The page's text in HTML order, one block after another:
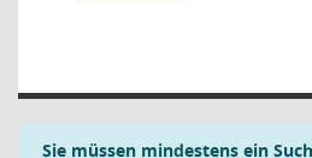
Sie müssen mindestens ein